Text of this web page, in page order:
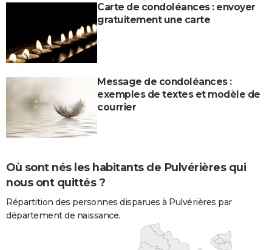
Carte de condoléances : envoyer
gratuitement une carte
Message de condoléances :
exemples de textes et modèle de
courrier
Où sont nés les habitants de Pulvérières qui
nous ont quittés ?
Répartition des personnes disparues à Pulvérières par
département de naissance.